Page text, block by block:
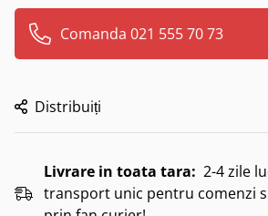
Comanda 021 555 70 73
Distribuiți
Livrare in toata tara: 2-4 zile
transport unic pentru comenzi